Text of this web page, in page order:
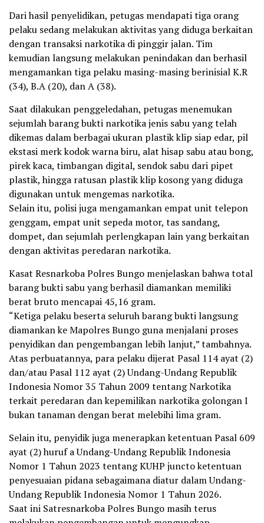
Dari hasil penyelidikan, petugas mendapati tiga orang
pelaku sedang melakukan aktivitas yang diduga berkaitan
dengan transaksi narkotika di pinggir jalan. Tim
kemudian langsung melakukan penindakan dan berhasil
mengamankan tiga pelaku masing-masing berinisial K.R
(34), B.A (20), dan A (38).
Saat dilakukan penggeledahan, petugas menemukan
sejumlah barang bukti narkotika jenis sabu yang telah
dikemas dalam berbagai ukuran plastik klip siap edar, pil
ekstasi merk kodok warna biru, alat hisap sabu atau bong,
pirek kaca, timbangan digital, sendok sabu dari pipet
plastik, hingga ratusan plastik klip kosong yang diduga
digunakan untuk mengemas narkotika.
Selain itu, polisi juga mengamankan empat unit telepon
genggam, empat unit sepeda motor, tas sandang,
dompet, dan sejumlah perlengkapan lain yang berkaitan
dengan aktivitas peredaran narkotika.
Kasat Resnarkoba Polres Bungo menjelaskan bahwa total
barang bukti sabu yang berhasil diamankan memiliki
berat bruto mencapai 45,16 gram.
“Ketiga pelaku beserta seluruh barang bukti langsung
diamankan ke Mapolres Bungo guna menjalani proses
penyidikan dan pengembangan lebih lanjut,” tambahnya.
Atas perbuatannya, para pelaku dijerat Pasal 114 ayat (2)
dan/atau Pasal 112 ayat (2) Undang-Undang Republik
Indonesia Nomor 35 Tahun 2009 tentang Narkotika
terkait peredaran dan kepemilikan narkotika golongan I
bukan tanaman dengan berat melebihi lima gram.
Selain itu, penyidik juga menerapkan ketentuan Pasal 609
ayat (2) huruf a Undang-Undang Republik Indonesia
Nomor 1 Tahun 2023 tentang KUHP juncto ketentuan
penyesuaian pidana sebagaimana diatur dalam Undang-
Undang Republik Indonesia Nomor 1 Tahun 2026.
Saat ini Satresnarkoba Polres Bungo masih terus